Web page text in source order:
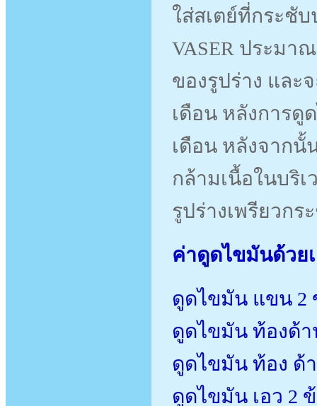
ใส่สเตย์ที่กระชั
VASER ประมา
ของรูปร่าง และ
เดือน หลังการดู
เดือน หลังจากนั้
กล้ามเนื้อในบริ
รูปร่างเพรียวก
ค่าดูดไขมันด้วยเ
ดูดไขมัน แขน
ดูดไขมัน ท้องด้
ดูดไขมัน ท้อง ด้
ดูดไขมัน เอว